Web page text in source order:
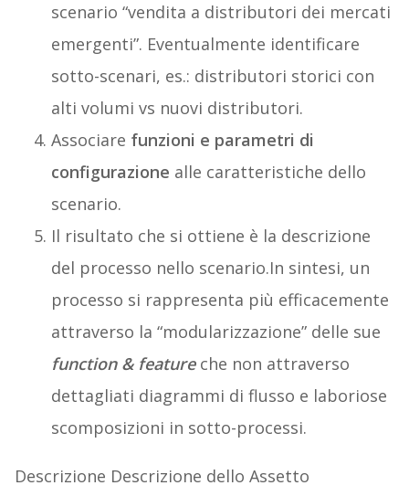
scenario “vendita a distributori dei mercati
emergenti”. Eventualmente identificare
sotto-scenari, es.: distributori storici con
alti volumi vs nuovi distributori.
Associare funzioni e parametri di
configurazione alle caratteristiche dello
scenario.
Il risultato che si ottiene è la descrizione
del processo nello scenario.In sintesi, un
processo si rappresenta più efficacemente
attraverso la “modularizzazione” delle sue
function & featureche non attraverso
dettagliati diagrammi di flusso e laboriose
scomposizioni in sotto-processi.
Descrizione Descrizione dello Assetto